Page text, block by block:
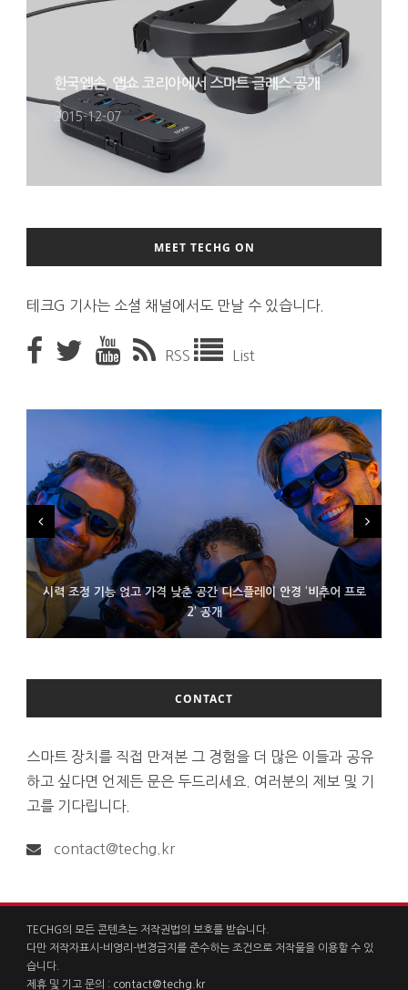
한국엡손, 앱쇼 코리아에서 스마트 글래스 공개
2015-12-07
MEET TECHG ON
테크G 기사는 소셜 채널에서도 만날 수 있습니다.
RSS List
시력 조정 기능 얹고 가격 낮춘 공간 디스플레이 안경 ‘비추어 프로
2’ 공개
D램 부족에 10억달러어치 아이폰18 프로세서 패키징 대기 중
300~400달러 반지형 스피커 준비하는 오픈AI
CONTACT
스마트 장치를 직접 만져본 그 경험을 더 많은 이들과 공유
하고 싶다면 언제든 문은 두드리세요. 여러분의 제보 및 기
고를 기다립니다.
contact@techg.kr
TECHG의 모든 콘텐츠는 저작권법의 보호를 받습니다.
다만 저작자표시-비영리-변경금지를 준수하는 조건으로 저작물을 이용할 수 있
습니다.
제휴 및 기고 문의 : contact@techg.kr